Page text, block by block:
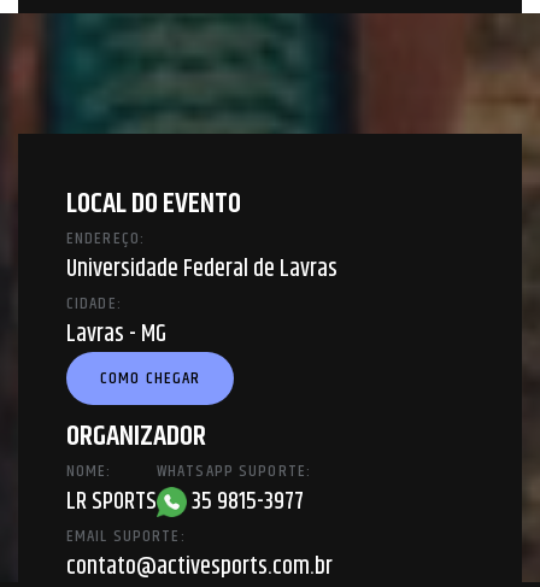
LOCAL DO EVENTO
ENDEREÇO:
Universidade Federal de Lavras
CIDADE:
Lavras - MG
COMO CHEGAR
ORGANIZADOR
NOME:
LR SPORTS
WHATSAPP SUPORTE:
35 9815-3977
EMAIL SUPORTE:
contato@activesports.com.br